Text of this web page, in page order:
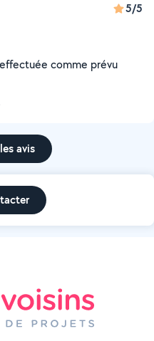
5/5
comme prévu
avis